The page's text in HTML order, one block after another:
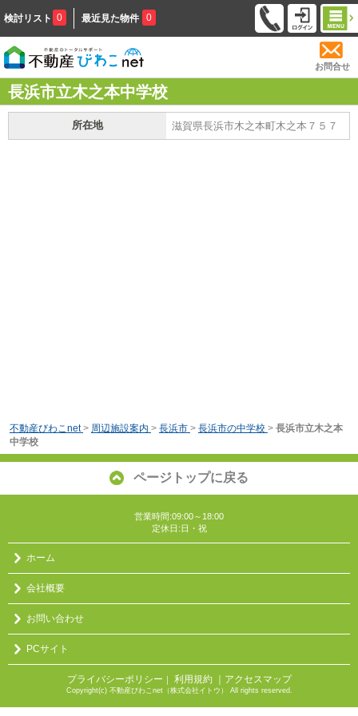
検討リスト 0 最近見た物件 0
お問合せ
長浜市立木之本中学校
所在地 滋賀県長浜市木之本町木之本７５７
不動産びわこnet > 周辺施設案内 > 長浜市 > 長浜市の中学校 > 長浜市立木之本
中学校
ページトップに戻る
営業時間:09:00～18:00
定休日:日・祝
ホーム
会社概要
お問い合わせ
PCサイト
プライバシーポリシー ｜ 利用規約 ｜アクセスマップ
Copyright(c) 不動産びわこnet（株式会社イトウ） All rights reserved.